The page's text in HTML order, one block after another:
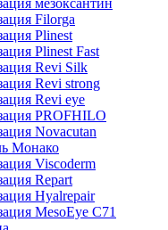
мезоксантин
Filorga
Plinest
Plinest Fast
Revi Silk
Revi strong
Revi eye
PROFHILO
Novacutan
Монако
Viscoderm
Repart
Hyalrepair
MesoEye C71